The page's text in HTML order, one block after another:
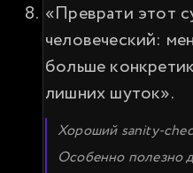
«Преврати этот
человеческий:
больше
лишних шуток».
Хороший sanity-
Особенно полезно